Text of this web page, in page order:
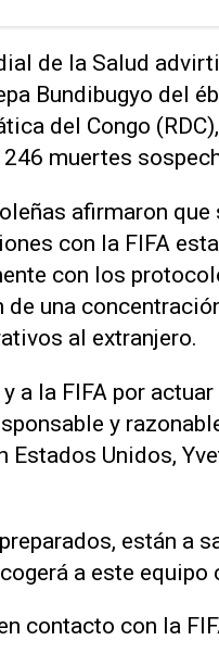
de la Salud
⁠Bundibugyo del
del Congo
muertes
afirmaron que
con la FIFA
‌con los
una
al extranjero.
y a la FIFA por
y
Estados Unidos,
están a
a este
contacto ⁠con la